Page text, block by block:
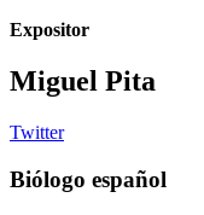
Expositor
Miguel Pita
Twitter
Biólogo español